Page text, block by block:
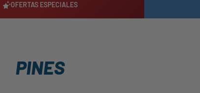
OFERTAS ESPECIALES
PINES